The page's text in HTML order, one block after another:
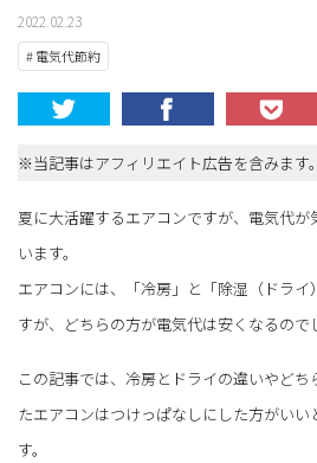
2022.02.23
# 電気代節約
※当記事はアフィリエイト広告を含みます。
夏に大活躍するエアコンですが、電気代
います。
エアコンには、「冷房」と「除湿（ドラ
すが、どちらの方が電気代は安くなるので
この記事では、冷房とドライの違いやど
たエアコンはつけっぱなしにした方がいい
す。